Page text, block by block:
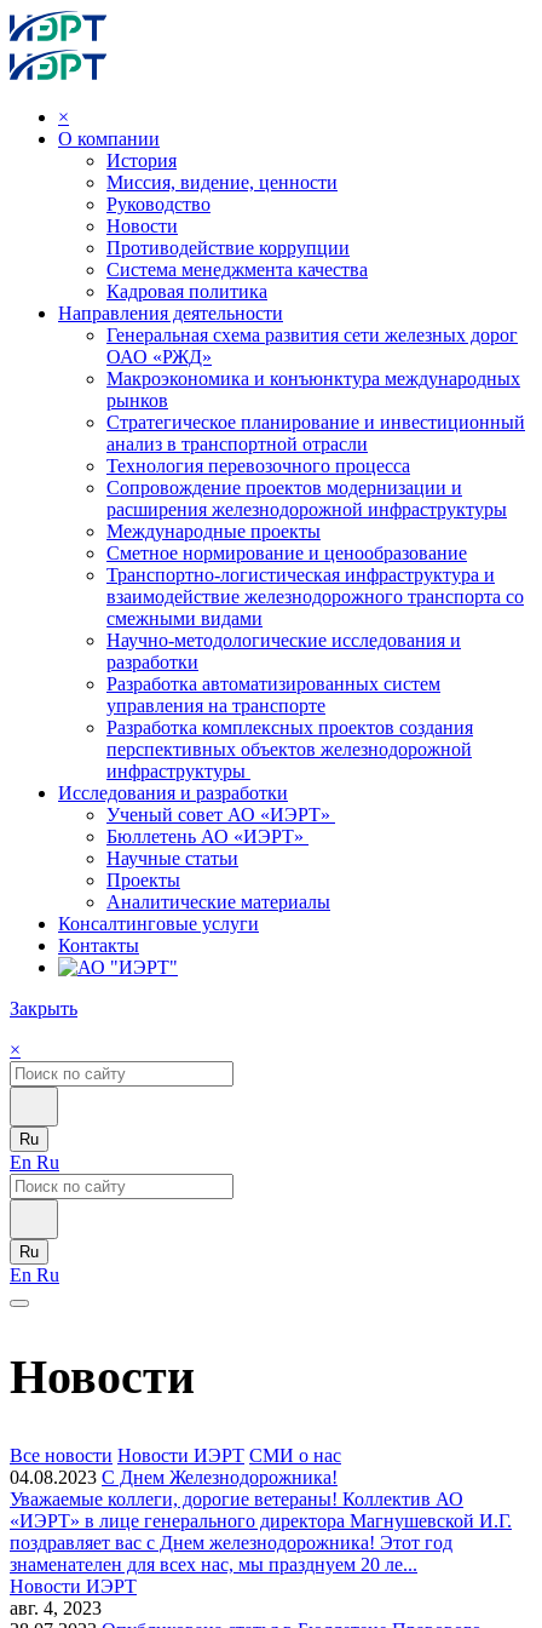
×
О компании
История
Миссия, видение, ценности
Руководство
Новости
Противодействие коррупции
Система менеджмента качества
Кадровая политика
Направления деятельности
Генеральная схема развития сети железных дорог
ОАО «РЖД»
Макроэкономика и конъюнктура международных
рынков
Стратегическое планирование и инвестиционный
анализ в транспортной отрасли
Технология перевозочного процесса
Сопровождение проектов модернизации и
расширения железнодорожной инфраструктуры
Международные проекты
Сметное нормирование и ценообразование
Транспортно-логистическая инфраструктура и
взаимодействие железнодорожного транспорта со
смежными видами
Научно-методологические исследования и
разработки
Разработка автоматизированных систем
управления на транспорте
Разработка комплексных проектов создания
перспективных объектов железнодорожной
инфраструктуры
Исследования и разработки
Ученый совет АО «ИЭРТ»
Бюллетень АО «ИЭРТ»
Научные статьи
Проекты
Аналитические материалы
Консалтинговые услуги
Контакты
Закрыть
×
Ru
En Ru
Ru
En Ru
Новости
Все новости Новости ИЭРТ СМИ о нас
04.08.2023 С Днем Железнодорожника!
Уважаемые коллеги, дорогие ветераны! Коллектив АО
«ИЭРТ» в лице генерального директора Магнушевской И.Г.
поздравляет вас с Днем железнодорожника! Этот год
знаменателен для всех нас, мы празднуем 20 ле...
Новости ИЭРТ
авг. 4, 2023